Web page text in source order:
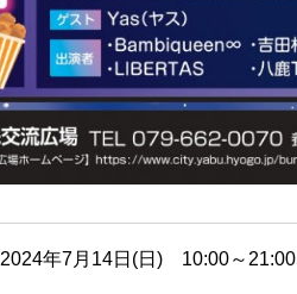
2024年7月14日(日) 10:00～21:00